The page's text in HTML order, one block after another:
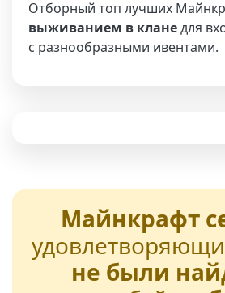
Отборный топ лучших
выживанием в кланедля
с разнообразными ивентами.
Майнкрафт
не были